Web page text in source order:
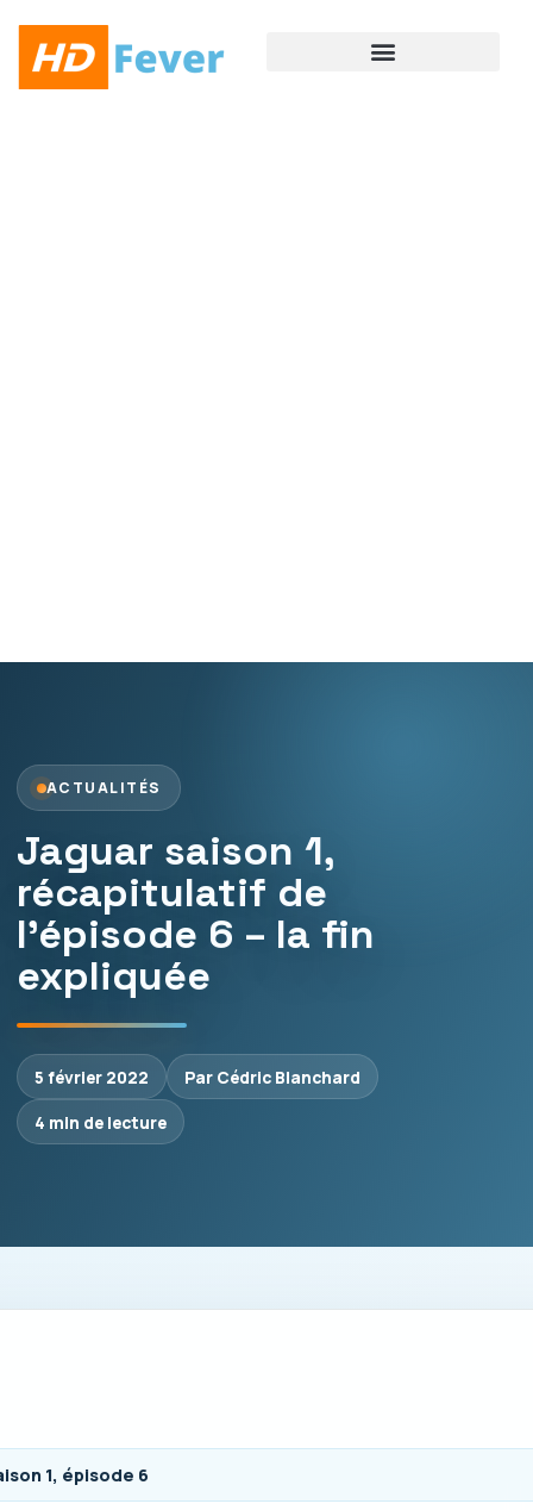
ACTUALITÉS
Jaguar saison 1,
récapitulatif de
l’épisode 6 – la fin
expliquée
5 février 2022
Par Cédric Blanchard
4 min de lecture
1, épisode 6